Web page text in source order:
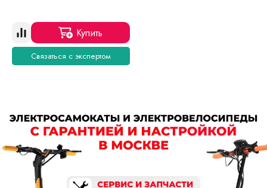
Купить
Связаться с экспертом